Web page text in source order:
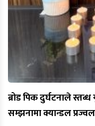
ब्रोड पिक दुर्घटनाले
सम्झनामा क्यान्डल